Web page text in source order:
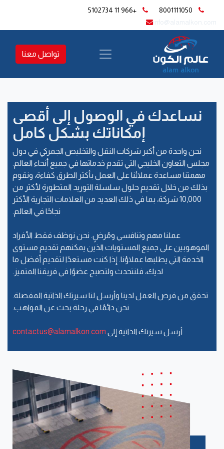
8001111050
+966 11 5102734
تواصل معنا
نساعدك في الوصول إلى أقصى
إمكاناتك بشكل كامل
نحن واحدة من أكبر شركات النقل والتخليص الجمركي في دول
مجلس التعاون الخليجي التي تقدم خدماتها في جميع أنحاء العالم.
مهمتنا مساعدة عملائنا على العمل بأكثر الطرق كفاءة، ونقوم
بذلك من خلال تقديم حلول سلسلة التوريد المتطورة لأكثر من
10,000 شركة، بما في ذلك العديد من العلامات التجارية الأكثر
نجاحًا في العالم.
عملنا مهم وتنافسي ومُرضٍ. نحن نوظف فقط الأفراد
الموهوبين على جميع المستويات الذين يمكنهم تقديم مستوى
الخدمة التي يطلبها عملاؤنا. إذا كنت مستعدًا لتقديم أفضل ما
لديك، فلنتحدث ولتصبح عضوًا في فريقنا المتميز.
تحقق من فرص العمل لدينا وأرسل لنا سيرتك الذاتية المفصلة.
نحن دائمًا في رحلة بحث عن المواهب.
أرسل سيرتك الذاتية إلى contactus@alamalkon.com